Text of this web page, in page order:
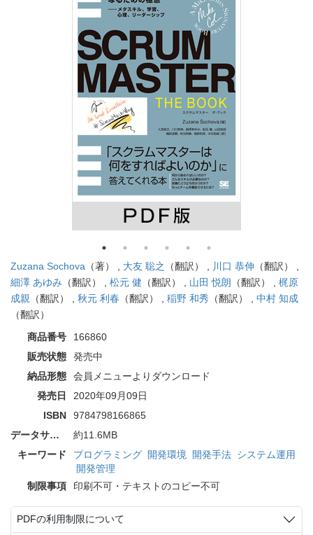
Zuzana Sochova （著） , 大友 聡之 （翻訳） , 川口 恭伸 （翻訳） ,
細澤 あゆみ （翻訳） , 松元 健 （翻訳） , 山田 悦朗 （翻訳） , 梶原
成親 （翻訳） , 秋元 利春 （翻訳） , 稲野 和秀 （翻訳） , 中村 知成
（翻訳）
商品番号
166860
販売状態
発売中
納品形態
会員メニューよりダウンロード
発売日
2020年09月09日
ISBN
9784798166865
データサイズ
約11.6MB
キーワード
プログラミング 開発環境 開発手法 システム運用
開発管理
制限事項
印刷不可・テキストのコピー不可
PDFの利用制限について